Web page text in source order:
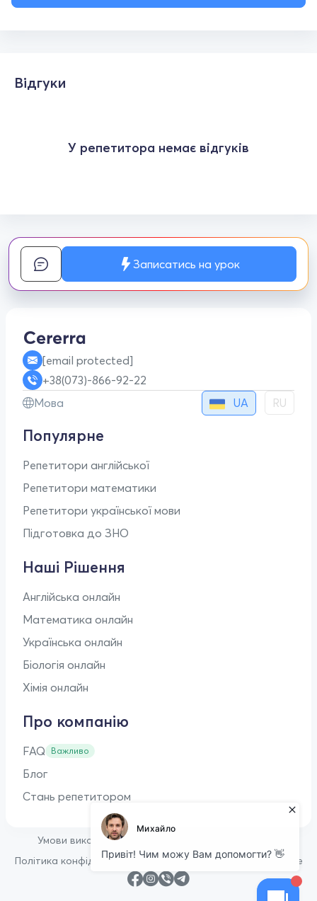
Відгуки
У репетитора немає відгуків
Записатись на урок
[email protected]
+38(073)-866-92-22
Мова
UA RU
Популярне
Репетитори англійської
Репетитори математики
Репетитори української мови
Підготовка до ЗНО
Наші Рішення
Англійська онлайн
Математика онлайн
Українська онлайн
Біологія онлайн
Хімія онлайн
Про компанію
FAQ Важливо
Блог
Стань репетитором
Умови використання
Політика конфіденційності • Політика щодо файлів cookie